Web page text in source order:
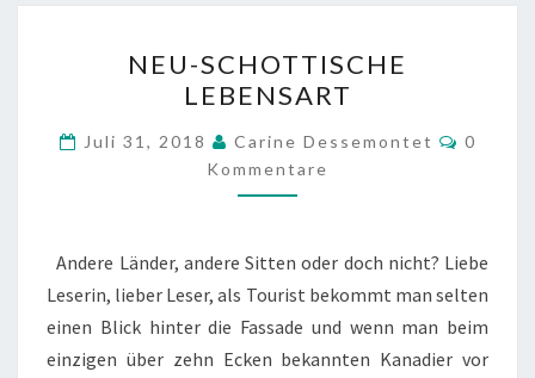
SCHOTTISCHE
LEBENSART
NEU-SCHOTTISCHE
LEBENSART
Juli 31, 2018 Carine Dessemontet
0
Kommentare
Andere Länder, andere Sitten oder doch nicht? Liebe
Leserin, lieber Leser, als Tourist bekommt man selten
einen Blick hinter die Fassade und wenn man beim
einzigen über zehn Ecken bekannten Kanadier vor